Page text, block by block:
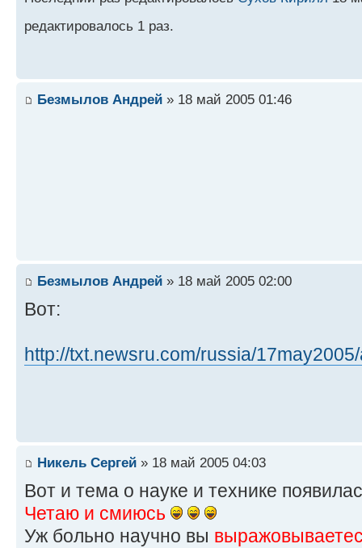
редактировалось 1 раз.
Безмылов Андрей » 18 май 2005 01:46
Безмылов Андрей » 18 май 2005 02:00
Вот:
http://txt.newsru.com/russia/
Никель Сергей » 18 май 2005 04:03
Вот и тема о науке и технике
Четаю и смиюсь
Уж больно научно вы